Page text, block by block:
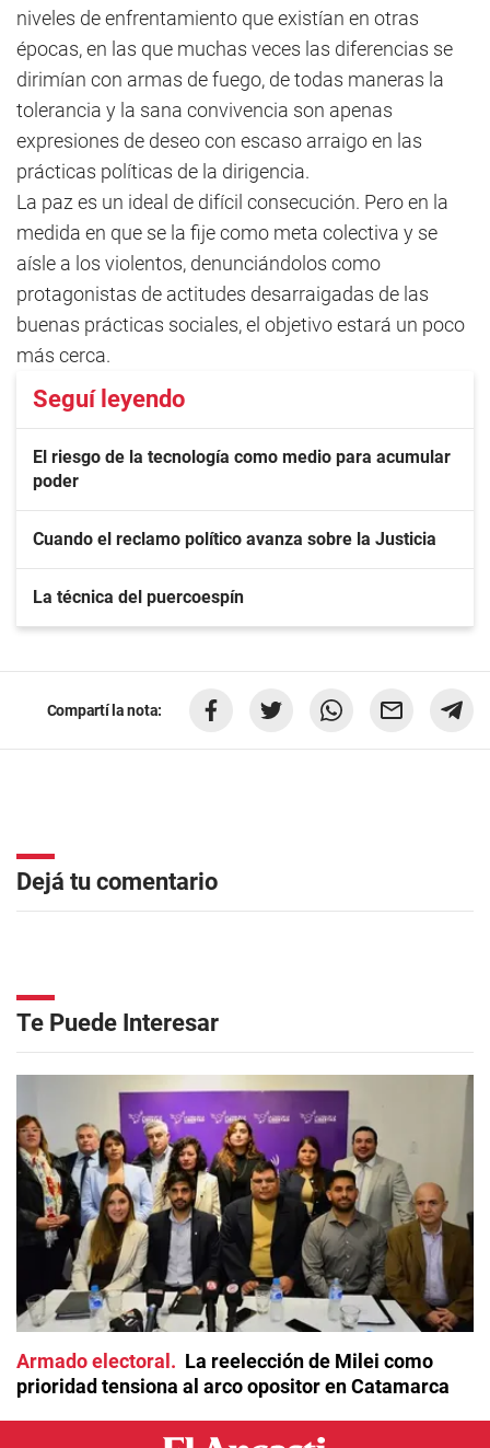
niveles de enfrentamiento que existían en otras
épocas, en las que muchas veces las diferencias se
dirimían con armas de fuego, de todas maneras la
tolerancia y la sana convivencia son apenas
expresiones de deseo con escaso arraigo en las
prácticas políticas de la dirigencia.
La paz es un ideal de difícil consecución. Pero en la
medida en que se la fije como meta colectiva y se
aísle a los violentos, denunciándolos como
protagonistas de actitudes desarraigadas de las
buenas prácticas sociales, el objetivo estará un poco
más cerca.
Seguí leyendo
El riesgo de la tecnología como medio para acumular
poder
Cuando el reclamo político avanza sobre la Justicia
La técnica del puercoespín
Compartí la nota:
Dejá tu comentario
Te Puede Interesar
Armado electoral
La reelección de Milei como
prioridad tensiona al arco opositor en Catamarca